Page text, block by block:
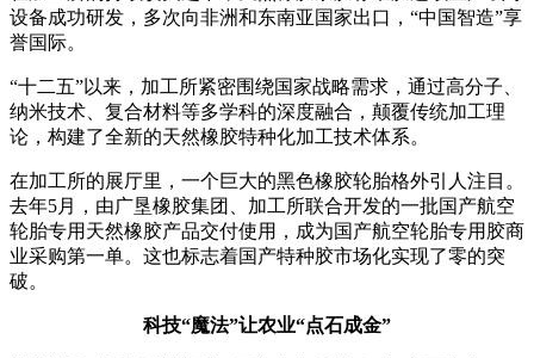
设备成功研发，多次向非洲和东南亚国家出口，“中国智造”享
誉国际。
“十二五”以来，加工所紧密围绕国家战略需求，通过高分子、
纳米技术、复合材料等多学科的深度融合，颠覆传统加工理
论，构建了全新的天然橡胶特种化加工技术体系。
在加工所的展厅里，一个巨大的黑色橡胶轮胎格外引人注目。
去年5月，由广垦橡胶集团、加工所联合开发的一批国产航空
轮胎专用天然橡胶产品交付使用，成为国产航空轮胎专用胶商
业采购第一单。这也标志着国产特种胶市场化实现了零的突
破。
科技“魔法”让农业“点石成金”